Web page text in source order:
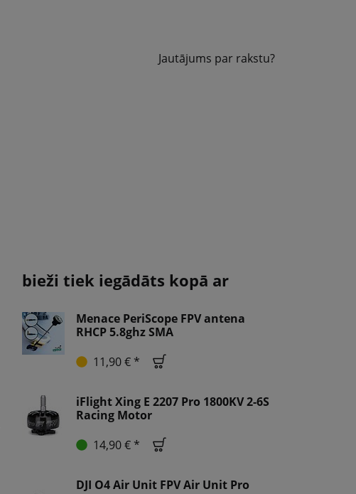
Jautājums par rakstu?
bieži tiek iegādāts kopā ar
Menace PeriScope FPV antena
RHCP 5.8ghz SMA
11,90 € *
iFlight Xing E 2207 Pro 1800KV 2-6S
Racing Motor
14,90 € *
DJI O4 Air Unit FPV Air Unit Pro